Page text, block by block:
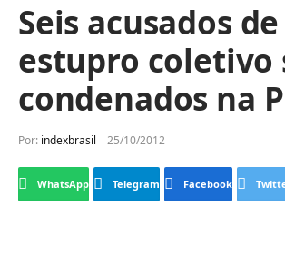
Seis acusados de
estupro coletivo
condenados na
Por: indexbrasil 25/10/2012
WhatsApp Telegram Facebook